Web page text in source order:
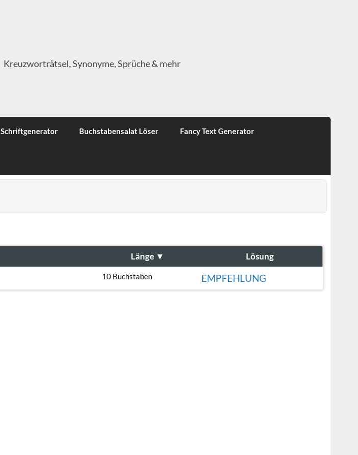
Kreuzworträtsel, Synonyme, Sprüche & mehr
Schriftgenerator Buchstabensalat Löser Fancy Text Generator
Länge ▼ Lösung
10 Buchstaben EMPFEHLUNG